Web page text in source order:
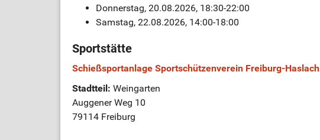
Donnerstag, 20.08.2026, 18:30-22:00
Samstag, 22.08.2026, 14:00-18:00
Sportstätte
Schießsportanlage Sportschützenverein Freiburg-Haslach
Stadtteil: Weingarten
Auggener Weg 10
79114 Freiburg